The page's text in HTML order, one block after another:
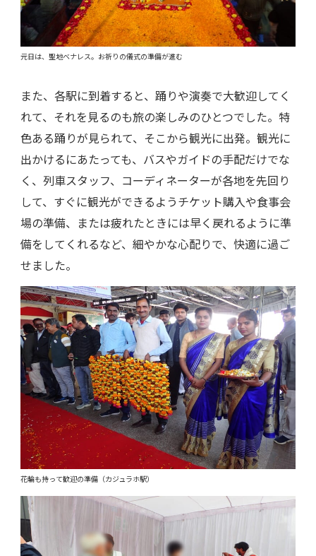
元日は、聖地ベナレス。お祈りの儀式の準備が進む
また、各駅に到着すると、踊りや演奏で大歓迎してく
れて、それを見るのも旅の楽しみのひとつでした。特
色ある踊りが見られて、そこから観光に出発。観光に
出かけるにあたっても、バスやガイドの手配だけでな
く、列車スタッフ、コーディネーターが各地を先回り
して、すぐに観光ができるようチケット購入や食事会
場の準備、または疲れたときには早く戻れるように準
備をしてくれるなど、細やかな心配りで、快適に過ご
せました。
花輪も持って歓迎の準備（カジュラホ駅）